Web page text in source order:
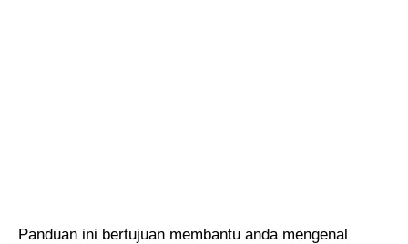
Panduan ini bertujuan membantu anda mengenal